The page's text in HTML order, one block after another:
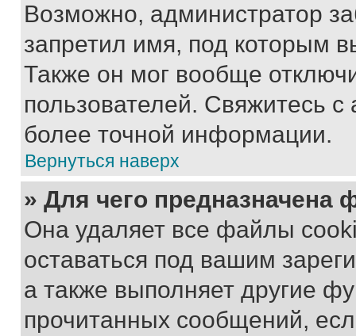
Возможно, администратор
запретил имя, под которым
Также он мог вообще
пользователей. Свяжитесь
более точной информации.
Вернуться наверх
» Для чего предназначена
Она удаляет все файлы
оставаться под вашим
а также выполняет другие
прочитанных сообщений,